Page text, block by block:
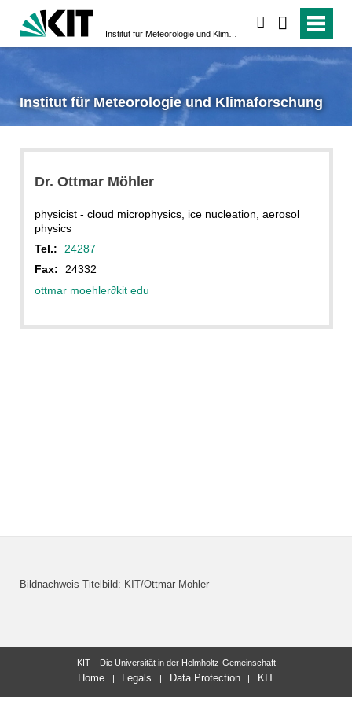
Institut für Meteorologie und Klimaforschung
Dr. Ottmar Möhler
physicist - cloud microphysics, ice nucleation, aerosol
physics
Tel.:
24287
Fax:
24332
ottmar moehler∂kit edu
Bildnachweis Titelbild: KIT/Ottmar Möhler
KIT – Die Universität in der Helmholtz-Gemeinschaft
Home Legals Data Protection KIT